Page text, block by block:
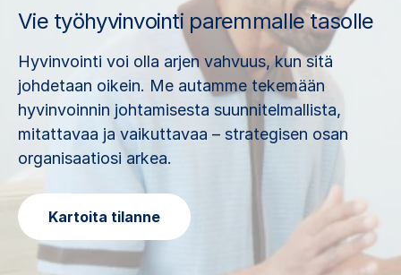
Vie työhyvinvointi paremmalle tasolle
Hyvinvointi voi olla arjen vahvuus, kun sitä
johdetaan oikein. Me autamme tekemään
hyvinvoinnin johtamisesta suunnitelmallista,
mitattavaa ja vaikuttavaa – strategisen osan
organisaatiosi arkea.
Kartoita tilanne